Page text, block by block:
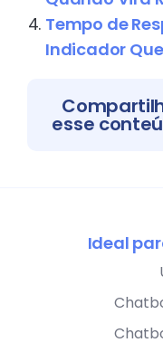
Tempo de
Indicador
esse
Ideal